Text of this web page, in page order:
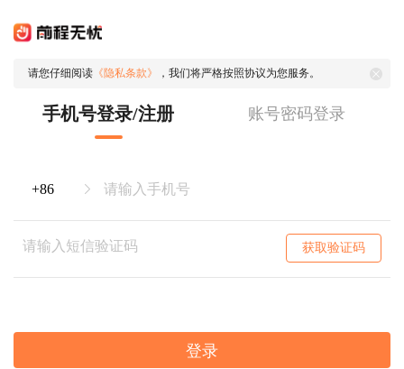
请您仔细阅读 《隐私条款》 ，我们将严格按照协议为您服务。
手机号登录/注册 账号密码登录
获取验证码
登录